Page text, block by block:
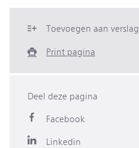
Toevoegen aan verslag
Print pagina
Deel deze pagina
Facebook
Linkedin